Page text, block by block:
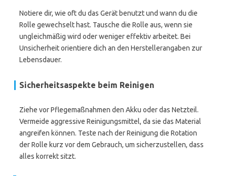
Notiere dir, wie oft du das Gerät benutzt und wann du die
Rolle gewechselt hast. Tausche die Rolle aus, wenn sie
ungleichmäßig wird oder weniger effektiv arbeitet. Bei
Unsicherheit orientiere dich an den Herstellerangaben zur
Lebensdauer.
Sicherheitsaspekte beim Reinigen
Ziehe vor Pflegemaßnahmen den Akku oder das Netzteil.
Vermeide aggressive Reinigungsmittel, da sie das Material
angreifen können. Teste nach der Reinigung die Rotation
der Rolle kurz vor dem Gebrauch, um sicherzustellen, dass
alles korrekt sitzt.